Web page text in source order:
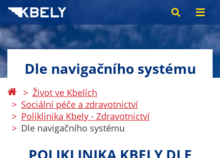
Dle navigačního systému
Život ve Kbelích
Sociální péče a zdravotnictví
Poliklinika Kbely - Zdravotnictví
Dle navigačního systému